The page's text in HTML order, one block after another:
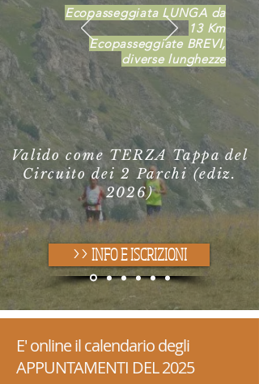
Ecopasseggiata LUNGA da
13 Km
Ecopasseggiate BREVI,
diverse lunghezze
Valido come TERZA Tappa del
Circuito dei 2 Parchi (ediz.
2026)
>> INFO E ISCRIZIONI
E' online il calendario degli
APPUNTAMENTI DEL 2025